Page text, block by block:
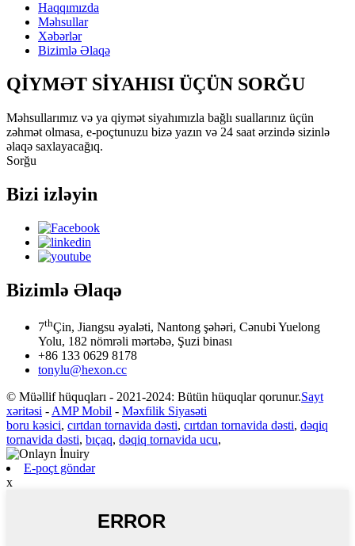
Haqqımızda
Məhsullar
Xəbərlər
Bizimlə Əlaqə
QİYMƏT SİYAHISI ÜÇÜN SORĞU
Məhsullarımız və ya qiymət siyahımızla bağlı suallarınız üçün
zəhmət olmasa, e-poçtunuzu bizə yazın və 24 saat ərzində sizinlə
əlaqə saxlayacağıq.
Sorğu
Bizi izləyin
Bizimlə Əlaqə
7thÇin, Jiangsu əyaləti, Nantong şəhəri, Cənubi Yuelong
Yolu, 182 nömrəli mərtəbə, Şuzi binası
+86 133 0629 8178
tonylu@hexon.cc
© Müəllif hüquqları - 2021-2024: Bütün hüquqlar qorunur.Sayt
xəritəsi - AMP Mobil - Məxfilik Siyasəti
boru kəsici, cırtdan tornavida dəsti, cırtdan tornavida dəsti, dəqiq
tornavida dəsti, bıçaq, dəqiq tornavida ucu,
E-poçt göndər
x